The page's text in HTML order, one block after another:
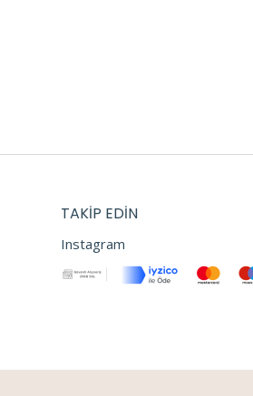
TAKIP EDIN
Instagram